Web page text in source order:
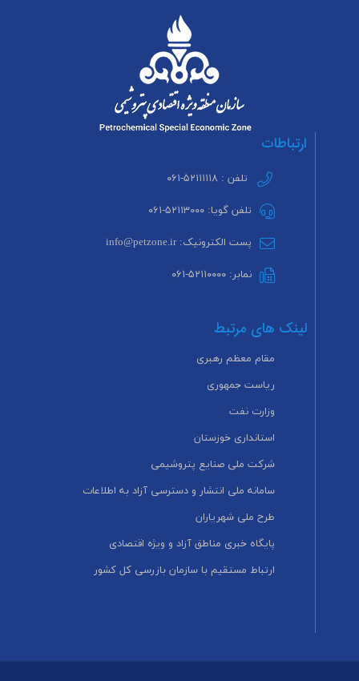
ارتباطات
تلفن : ۵۲۱۱۱۱۱۸-۰۶۱
تلفن گویا: ۵۲۱۱۳۰۰۰-۰۶۱
پست الکترونیک: info@petzone.ir
نمابر: ۵۲۱۱۰۰۰۰-۰۶۱
لینک های مرتبط
مقام معظم رهبری
ریاست جمهوری
وزارت نفت
استانداری خوزستان
شرکت ملی صنایع پتروشیمی
سامانه ملی انتشار و دسترسی آزاد به اطلاعات
طرح ملی شهریاران
پایگاه خبری مناطق آزاد و ویژه اقتصادی
ارتباط مستقیم با سازمان بازرسی کل کشور